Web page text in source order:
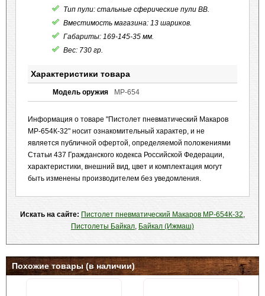
Тип пули: стальные сферические пули BB.
Вместимость магазина: 13 шариков.
Габариты: 169-145-35 мм.
Вес: 730 гр.
Характеристики товара
Модель оружия МР-654
Информация о товаре "Пистолет пневматический Макаров
МР-654К-32" носит ознакомительный характер, и не
является публичной офертой, определяемой положениями
Статьи 437 Гражданского кодекса Российской Федерации,
характеристики, внешний вид, цвет и комплектация могут
быть изменены производителем без уведомления.
Искать на сайте: Пистолет пневматический Макаров МР-654К-32,
Пистолеты Байкал, Байкал (Ижмаш)
Похожие товары (в наличии)